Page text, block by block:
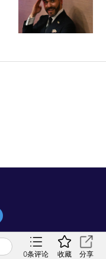
0条评论 收藏 分享